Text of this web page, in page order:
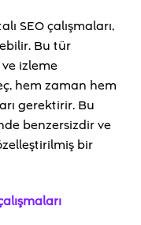
SEO çalışmaları,
Bu tür
izleme
hem zaman hem
gerektirir. Bu
benzersizdir ve
bir